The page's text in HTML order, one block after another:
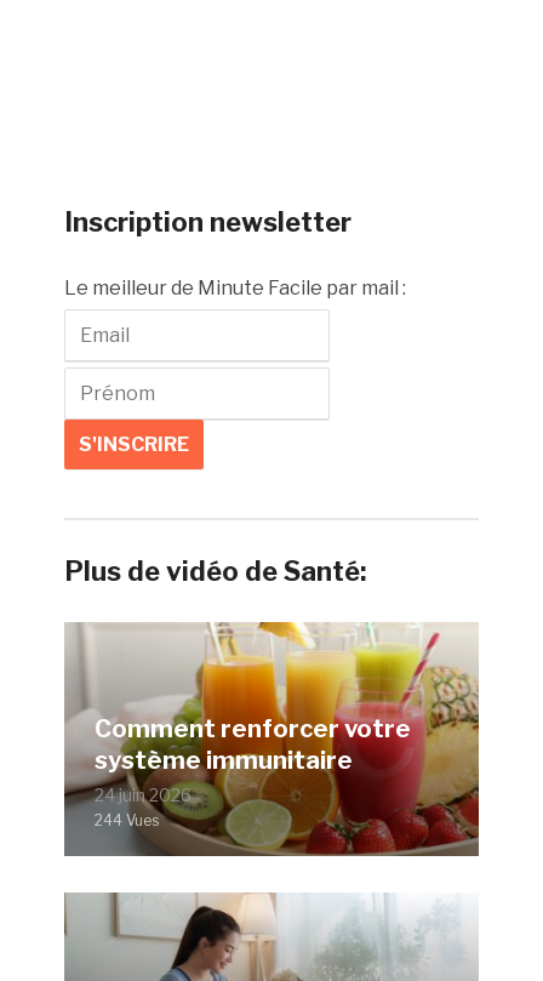
Inscription newsletter
Le meilleur de Minute Facile par mail :
Plus de vidéo de Santé:
Comment renforcer votre
système immunitaire
24 juin 2026
244 Vues